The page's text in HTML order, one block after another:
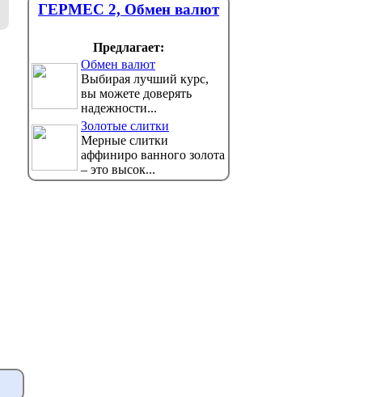
ГЕРМЕС 2, Обмен валют
Предлагает:
Обмен валют
Выбирая лучший курс,
вы можете доверять
надежности...
Золотые слитки
Мерные слитки
аффиниро ванного золота
– это высок...